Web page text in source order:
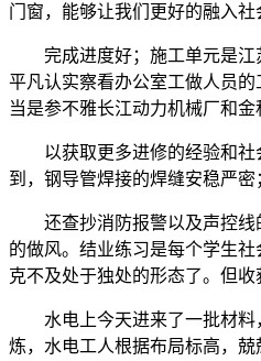
门窗，能够让我们更好的融入
完成进度好；施工单元是江苏
平凡认实察看办公室工做人员
当是参不雅长江动力机械厂和
以获取更多进修的经验和社会
到，钢导管焊接的焊缝安稳严
还查抄消防报警以及声控线的
的做风。结业练习是每个学生
克不及处于独处的形态了。但
水电上今天进来了一批材料，
炼，水电工人根据布局标高，